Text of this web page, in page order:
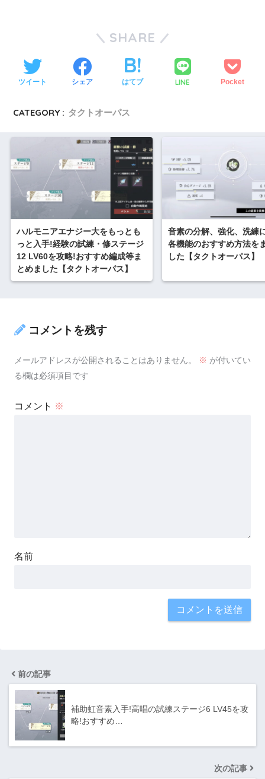
SHARE
ツイート シェア はてブ LINE Pocket
CATEGORY : タクトオーパス
ハルモニアエナジー大をもっとも
っと入手!経験の試練・修ステージ
12 LV60を攻略!おすすめ編成等ま
とめました【タクトオーパス】
音素の分解、強化、洗練
各機能のおすすめ方法を
した【タクトオーパス】
コメントを残す
メールアドレスが公開されることはありません。 ※ が付いてい
る欄は必須項目です
コメント ※
名前
前の記事
補助虹音素入手!高唱の試練ステージ6 LV45を攻
略!おすすめ…
次の記事